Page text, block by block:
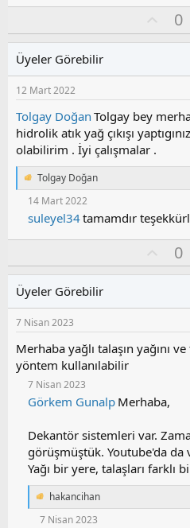
l
r
:
y
0
Üyeler Görebilir
12 Mart 2022
Tolgay Doğan Tolgay bey
hidrolik atık yağ çıkışı
olabilirim . İyi çalışmalar .
T
:
Tolgay Doğan
14 Mart 2022
suleyel34tamamdır
y
0
Üyeler Görebilir
7 Nisan 2023
Merhaba yağlı talaşın yağını
yöntem kullanılabilir
7 Nisan 2023
Görkem Gunalp Merhaba,
Dekantör sistemleri var.
görüşmüştük. Youtube'da
Yağı bir yere, talaşları farklı
T
hakancihan
7 Nisan 2023